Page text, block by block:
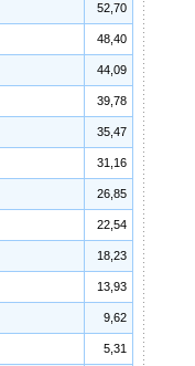
52,70
48,40
44,09
39,78
35,47
31,16
26,85
22,54
18,23
13,93
9,62
5,31